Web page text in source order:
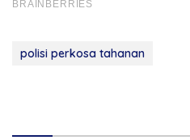
polisi perkosa tahanan